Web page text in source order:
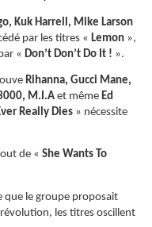
Kuk Harrell, Mike Larson
par les titres « Lemon »,
« Don’t Don’t Do It ! ».
Rihanna, Gucci Mane,
M.I.A et même Ed
Really Dies » nécessite
de « She Wants To
que le groupe proposait
les titres oscillent